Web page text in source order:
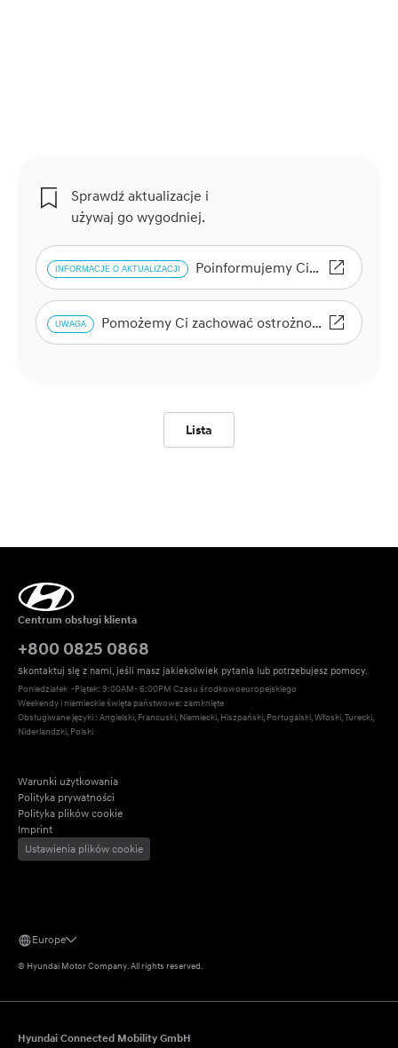
Sprawdź aktualizacje i
używaj go wygodniej.
INFORMACJE O AKTUALIZACJI Poinformujemy Cię o
UWAGA Pomożemy Ci zachować ostrożność podczas
Lista
Centrum obsługi klienta
+800 0825 0868
Skontaktuj się z nami, jeśli masz jakiekolwiek pytania lub potrzebujesz pomocy.
Poniedziałek  -Piątek: 9:00AM- 6:00PM Czasu środkowoeuropejskiego
Weekendy i niemieckie święta państwowe: zamknięte
Obsługiwane języki : Angielski, Francuski, Niemiecki, Hiszpański, Portugalski, Włoski, Turecki,
Niderlandzki, Polski
Warunki użytkowania
Polityka prywatności
Polityka plików cookie
Imprint
Ustawienia plików cookie
Europe
© Hyundai Motor Company.All rights reserved.
Hyundai Connected Mobility GmbH